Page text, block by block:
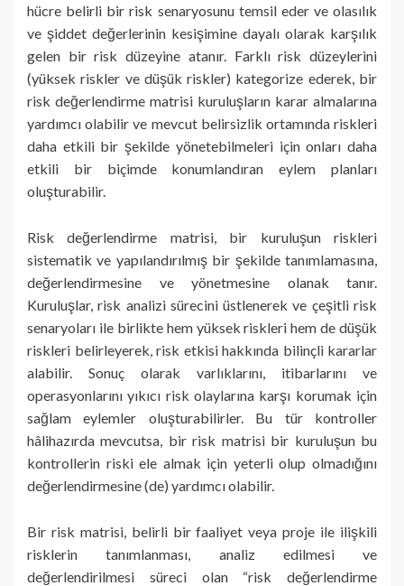
hücre belirli bir risk senaryosunu temsil eder ve olasılık
ve şiddet değerlerinin kesişimine dayalı olarak karşılık
gelen bir risk düzeyine atanır. Farklı risk düzeylerini
(yüksek riskler ve düşük riskler) kategorize ederek, bir
risk değerlendirme matrisi kuruluşların karar almalarına
yardımcı olabilir ve mevcut belirsizlik ortamında riskleri
daha etkili bir şekilde yönetebilmeleri için onları daha
etkili bir biçimde konumlandıran eylem planları
oluşturabilir.
Risk değerlendirme matrisi, bir kuruluşun riskleri
sistematik ve yapılandırılmış bir şekilde tanımlamasına,
değerlendirmesine ve yönetmesine olanak tanır.
Kuruluşlar, risk analizi sürecini üstlenerek ve çeşitli risk
senaryoları ile birlikte hem yüksek riskleri hem de düşük
riskleri belirleyerek, risk etkisi hakkında bilinçli kararlar
alabilir. Sonuç olarak varlıklarını, itibarlarını ve
operasyonlarını yıkıcı risk olaylarına karşı korumak için
sağlam eylemler oluşturabilirler. Bu tür kontroller
hâlihazırda mevcutsa, bir risk matrisi bir kuruluşun bu
kontrollerin riski ele almak için yeterli olup olmadığını
değerlendirmesine (de) yardımcı olabilir.
Bir risk matrisi, belirli bir faaliyet veya proje ile ilişkili
risklerin tanımlanması, analiz edilmesi ve
değerlendirilmesi süreci olan “risk değerlendirme